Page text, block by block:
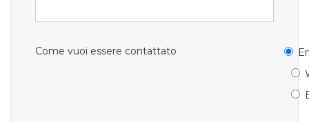
Come vuoi essere contattato